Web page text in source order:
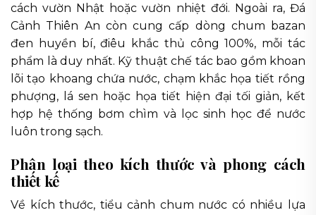
cách vườn Nhật hoặc vườn nhiệt đới. Ngoài ra, Đá
Cảnh Thiên An còn cung cấp dòng chum bazan
đen huyền bí, điêu khắc thủ công 100%, mỗi tác
phẩm là duy nhất. Kỹ thuật chế tác bao gồm khoan
lõi tạo khoang chứa nước, chạm khắc họa tiết rồng
phượng, lá sen hoặc họa tiết hiện đại tối giản, kết
hợp hệ thống bơm chìm và lọc sinh học để nước
luôn trong sạch.
Phân loại theo kích thước và phong cách
thiết kế
Về kích thước, tiểu cảnh chum nước có nhiều lựa